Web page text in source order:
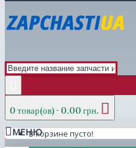
0 товар(ов) - 0.00 грн.
В корзине пусто!
МЕНЮ